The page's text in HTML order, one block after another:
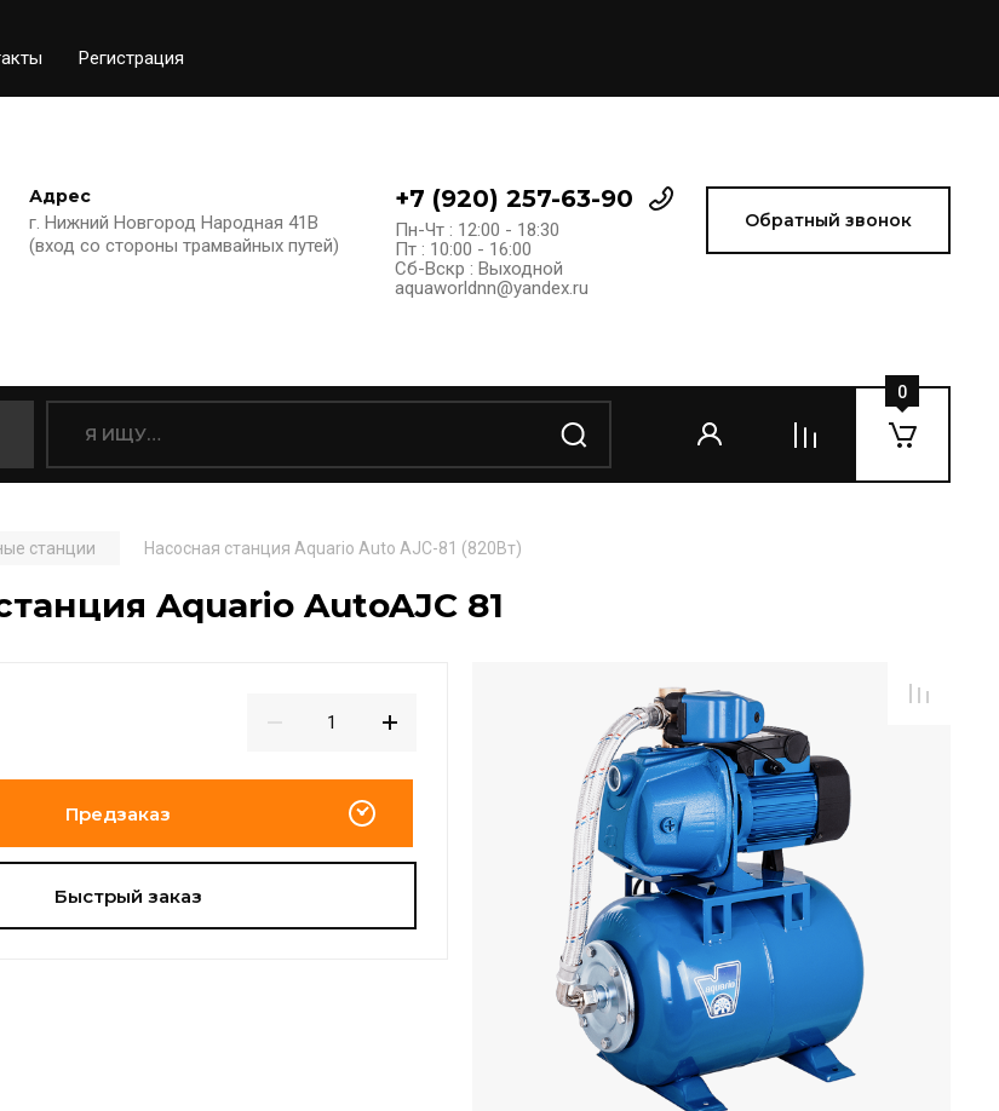
Регистрация
Адрес
г. Нижний Новгород Народная 41В
(вход со стороны трамвайных путей)
+7 (920) 257-63-90
Пн-Чт : 12:00 - 18:30
Пт : 10:00 - 16:00
Сб-Вскр : Выходной
aquaworldnn@yandex.ru
Обратный звонок
0
станции Насосная станция Aquario Auto AJC-81 (820Вт)
Aquario AutoAJC 81
Предзаказ
Быстрый заказ